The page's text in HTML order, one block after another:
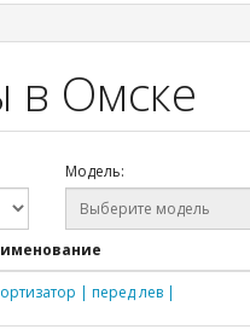
в Омске
Модель:
| перед лев |